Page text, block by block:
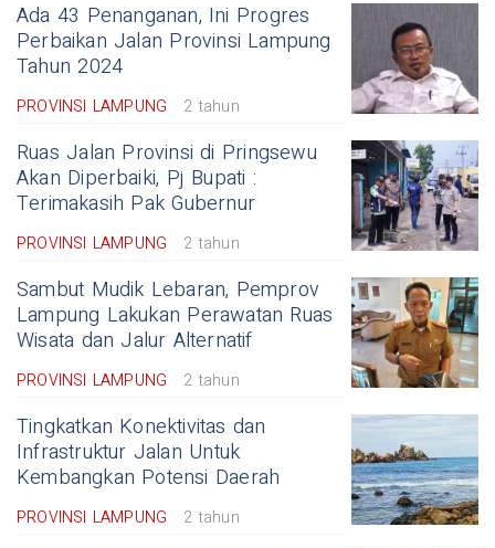
Ada 43 Penanganan, Ini Progres
Perbaikan Jalan Provinsi Lampung
Tahun 2024
PROVINSI LAMPUNG 2 tahun
Ruas Jalan Provinsi di Pringsewu
Akan Diperbaiki, Pj Bupati :
Terimakasih Pak Gubernur
PROVINSI LAMPUNG 2 tahun
Sambut Mudik Lebaran, Pemprov
Lampung Lakukan Perawatan Ruas
Wisata dan Jalur Alternatif
PROVINSI LAMPUNG 2 tahun
Tingkatkan Konektivitas dan
Infrastruktur Jalan Untuk
Kembangkan Potensi Daerah
PROVINSI LAMPUNG 2 tahun